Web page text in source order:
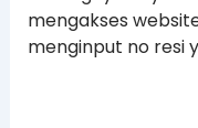
mengakses
menginput no resi